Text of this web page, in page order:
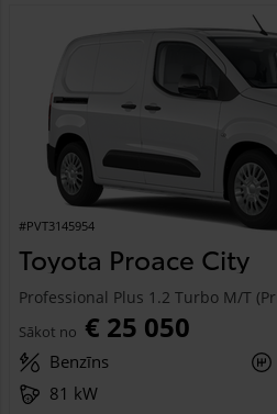
#PVT3145954
Toyota Proace City
Professional Plus 1.2 Turbo M/T
Sākot no € 25 050
Benzīns
81 kW